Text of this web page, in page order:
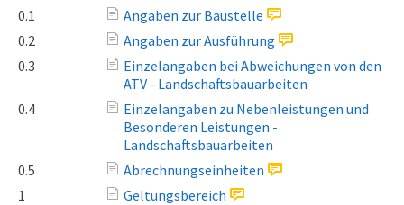
0.1
Angaben zur Baustelle
0.2
Angaben zur Ausführung
0.3
Einzelangaben bei Abweichungen von den
ATV - Landschaftsbauarbeiten
0.4
Einzelangaben zu Nebenleistungen und
Besonderen Leistungen -
Landschaftsbauarbeiten
0.5
Abrechnungseinheiten
1
Geltungsbereich